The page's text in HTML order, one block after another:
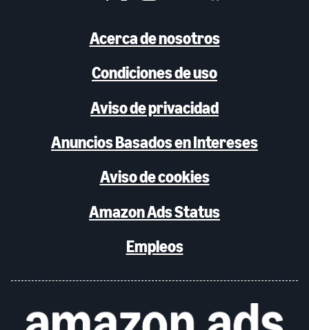
Acerca de nosotros
Condiciones de uso
Aviso de privacidad
Anuncios Basados en Intereses
Aviso de cookies
Amazon Ads Status
Empleos